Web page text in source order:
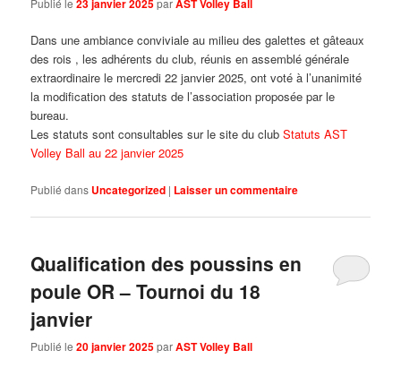
Publié le23 janvier 2025parAST Volley Ball
Dans une ambiance conviviale au milieu des galettes et gâteaux
des rois , les adhérents du club, réunis en assemblé générale
extraordinaire le mercredi 22 janvier 2025, ont voté à l’unanimité
la modification des statuts de l’association proposée par le
bureau.
Les statuts sont consultables sur le site du clubStatuts AST
Volley Ball au 22 janvier 2025
Publié dans Uncategorized | Laisser un commentaire
Qualification des poussins en
poule OR – Tournoi du 18
janvier
Publié le20 janvier 2025parAST Volley Ball